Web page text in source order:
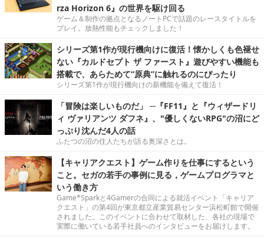
rza Horizon 6』の世界を駆け回る
ゲーム＆制作の拠点となるノートPCで話題のレースタイトルを
プレイ。放熱性能もチェックしました！
シリーズ第1作が現行機向けに復活！懐かしくも色褪せ
ない『カルドセプト ザ ファースト』遊びやすい機能も
搭載で、あらためて“原典”に触れるのにぴったり
シリーズ第1作が現行機向けの新機能を備えて復活！
「冒険は楽しいものだ」 ─『FF11』と『ウィザードリ
ィ ヴァリアンツ ダフネ』、"優しくないRPG"の沼にど
っぷり沈んだ4人の話
ふたつの沼の住人たちが語る奥深さとは。
【キャリアクエスト】ゲーム作りを仕事にするという
こと。セガの若手の事例に見る，ゲームプログラマと
いう働き方
Game*Sparkと4Gamerの合同による就活イベント「キャリア
クエスト」の第4回が東京都立産業貿易センター浜松町館で開催
されました。このイベントに合わせて取材した、各社の現場で
実際に働いている若手社員へのインタビューをお届けします。